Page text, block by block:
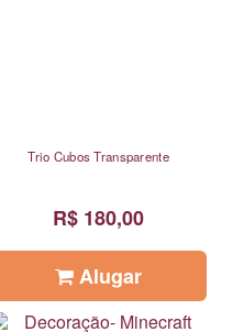
Trio Cubos Transparente
R$ 180,00
Alugar